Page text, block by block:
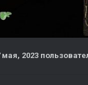
мая, 2023